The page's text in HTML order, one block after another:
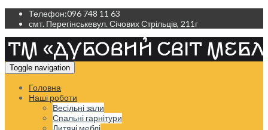
Телефон:096 748 11 63
смт. Перегінськевул. Січових Стрільців, 211г
Toggle navigation
Головна
Наші роботи
Весільні зали
Спальні гарнітури
Дитячі меблі